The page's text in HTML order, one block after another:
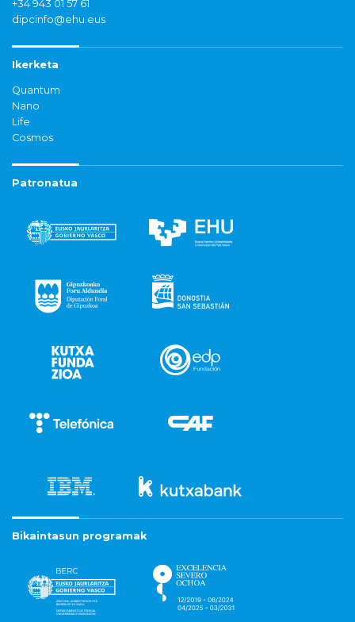
+34 943 01 57 61
dipcinfo@ehu.eus
Ikerketa
Quantum
Nano
Life
Cosmos
Patronatua
Bikaintasun programak